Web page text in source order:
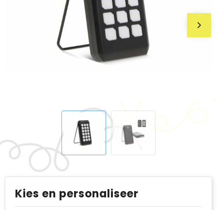
Kies en personaliseer